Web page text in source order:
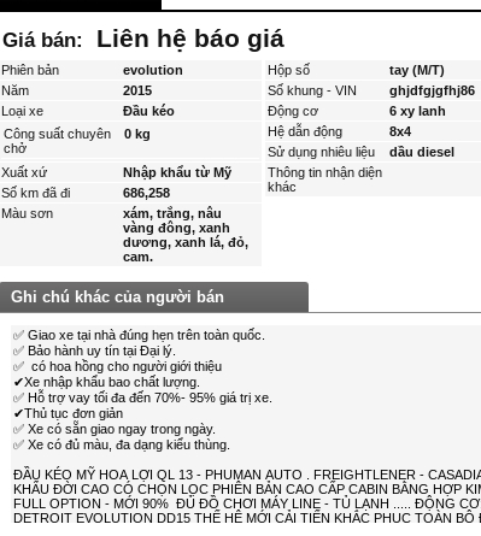
Giá bán: Liên hệ báo giá
Phiên bản
evolution
Năm
2015
Loại xe
Đầu kéo
Công suất chuyên
chở
0 kg
Xuất xứ
Nhập khẩu từ Mỹ
Số km đã đi
686,258
Màu sơn
xám, trắng, nâu
vàng đông, xanh
dương, xanh lá, đỏ,
cam.
Hộp số
tay (M/T)
Số khung - VIN
ghjdfgjgfhj86
Động cơ
6 xy lanh
Hệ dẫn động
8x4
Sử dụng nhiêu liệu
dầu diesel
Thông tin nhận diện
khác
Ghi chú khác của người bán